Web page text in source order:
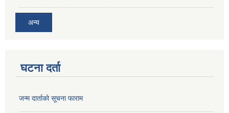
अन्य
घटना दर्ता
जन्म दार्ताको सूचना फाराम